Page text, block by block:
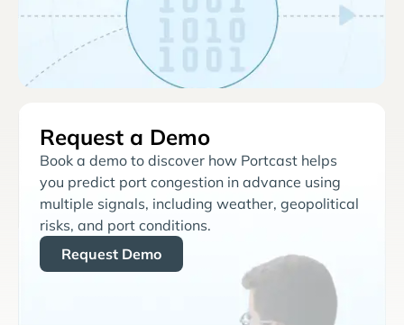
Request a Demo
Book a demo to discover how Portcast helps
you predict port congestion in advance using
multiple signals, including weather, geopolitical
risks, and port conditions.
Request Demo